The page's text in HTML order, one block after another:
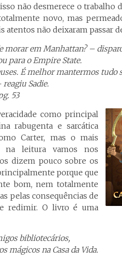
não desmerece o trabalho
novo, mas
atentos não deixaram passar
morar em Manhattan? –
para o Empire State.
É melhor mantermos tudo
Sadie.
53
como principal
rabugenta e sarcática
Carter, mas o mais
na leitura vamos nos
dizem pouco sobre os
porque que
bom, nem totalmente
pelas consequências de
redimir. O livro é uma
bibliotecários,
mágicos na Casa da Vida.